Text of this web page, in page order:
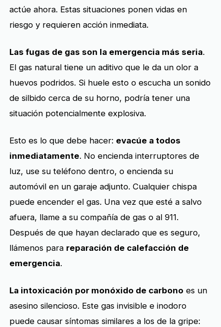
actúe ahora. Estas situaciones ponen vidas en
riesgo y requieren acción inmediata.
Las fugas de gas son la emergencia más seria.
El gas natural tiene un aditivo que le da un olor a
huevos podridos. Si huele esto o escucha un sonido
de silbido cerca de su horno, podría tener una
situación potencialmente explosiva.
Esto es lo que debe hacer: evacúe a todos
inmediatamente. No encienda interruptores de
luz, use su teléfono dentro, o encienda su
automóvil en un garaje adjunto. Cualquier chispa
puede encender el gas. Una vez que esté a salvo
afuera, llame a su compañía de gas o al 911.
Después de que hayan declarado que es seguro,
llámenos para reparación de calefacción de
emergencia.
La intoxicación por monóxido de carbono es un
asesino silencioso. Este gas invisible e inodoro
puede causar síntomas similares a los de la gripe: